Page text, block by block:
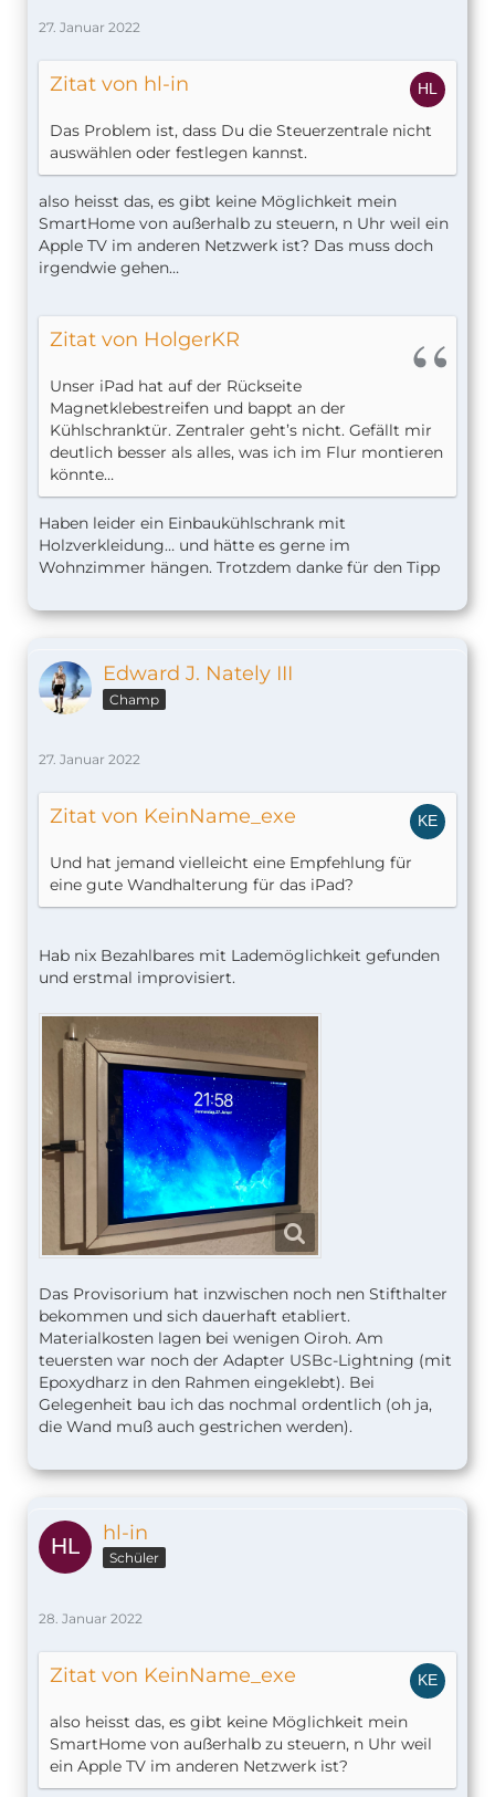
27. Januar 2022
Zitat von hl-in
Das Problem ist, dass Du die Steuerzentrale nicht
auswählen oder festlegen kannst.
also heisst das, es gibt keine Möglichkeit mein
SmartHome von außerhalb zu steuern, n Uhr weil ein
Apple TV im anderen Netzwerk ist? Das muss doch
irgendwie gehen…
Zitat von HolgerKR
Unser iPad hat auf der Rückseite
Magnetklebestreifen und bappt an der
Kühlschranktür. Zentraler geht’s nicht. Gefällt mir
deutlich besser als alles, was ich im Flur montieren
könnte…
Haben leider ein Einbaukühlschrank mit
Holzverkleidung… und hätte es gerne im
Wohnzimmer hängen. Trotzdem danke für den Tipp
Edward J. Nately III
Champ
27. Januar 2022
Zitat von KeinName_exe
Und hat jemand vielleicht eine Empfehlung für
eine gute Wandhalterung für das iPad?
Hab nix Bezahlbares mit Lademöglichkeit gefunden
und erstmal improvisiert.
Das Provisorium hat inzwischen noch nen Stifthalter
bekommen und sich dauerhaft etabliert.
Materialkosten lagen bei wenigen Oiroh. Am
teuersten war noch der Adapter USBc-Lightning (mit
Epoxydharz in den Rahmen eingeklebt). Bei
Gelegenheit bau ich das nochmal ordentlich (oh ja,
die Wand muß auch gestrichen werden).
hl-in
Schüler
28. Januar 2022
Zitat von KeinName_exe
also heisst das, es gibt keine Möglichkeit mein
SmartHome von außerhalb zu steuern, n Uhr weil
ein Apple TV im anderen Netzwerk ist?